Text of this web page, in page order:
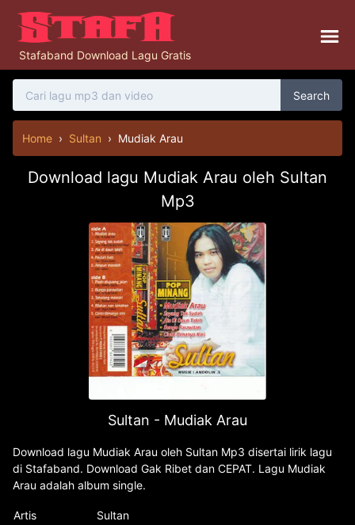
Stafaband Download Lagu Gratis
Search
Home › Sultan › Mudiak Arau
Download lagu Mudiak Arau oleh Sultan
Mp3
Sultan - Mudiak Arau
Download lagu Mudiak Arau oleh Sultan Mp3 disertai lirik lagu
di Stafaband. Download Gak Ribet dan CEPAT. Lagu Mudiak
Arau adalah album single.
Artis
Sultan